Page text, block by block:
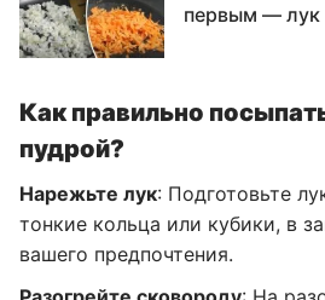
первым — лук
Как правильно
пудрой?
Нарежьте лук: Подготовьте
тонкие кольца или кубики, в
вашего предпочтения.